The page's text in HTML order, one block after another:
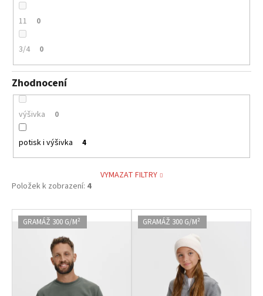
11 0
3/4 0
Zhodnocení
výšivka 0
potisk i výšivka 4
VYMAZAT FILTRY
Položek k zobrazení: 4
V
ý GRAMÁŽ 300 G/M² GRAMÁŽ 300 G/M²